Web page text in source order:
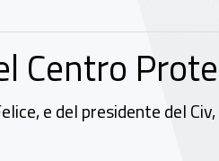
Centro
e del presidente del